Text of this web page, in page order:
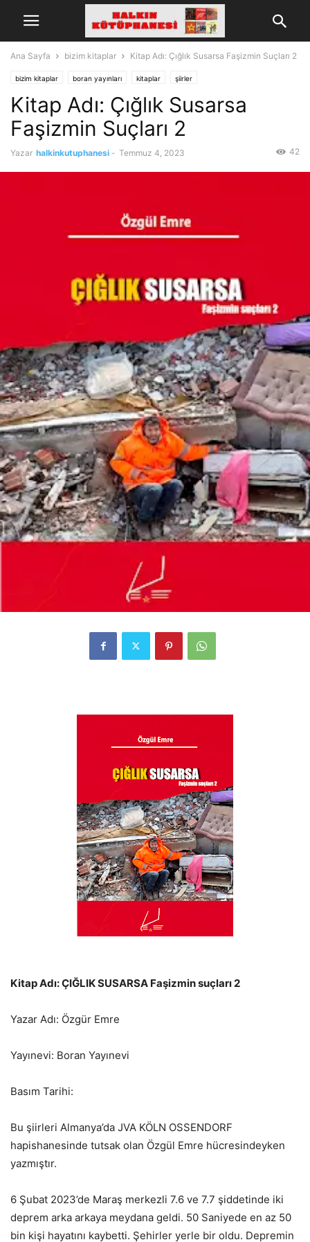
Ana Sayfa bizim kitaplar Kitap Adı: Çığlık Susarsa Faşizmin Suçları 2
bizim kitaplar boran yayınları kitaplar şiirler
Kitap Adı: Çığlık Susarsa
Faşizmin Suçları 2
Yazar halkinkutuphanesi - Temmuz 4, 2023 42
Kitap Adı: ÇIĞLIK SUSARSA Faşizmin suçları 2
Yazar Adı: Özgür Emre
Yayınevi: Boran Yayınevi
Basım Tarihi:
Bu şiirleri Almanya’da JVA KÖLN OSSENDORF
hapishanesinde tutsak olan Özgül Emre hücresindeyken
yazmıştır.
6 Şubat 2023’de Maraş merkezli 7.6 ve 7.7 şiddetinde iki
deprem arka arkaya meydana geldi. 50 Saniyede en az 50
bin kişi hayatını kaybetti. Şehirler yerle bir oldu. Depremin